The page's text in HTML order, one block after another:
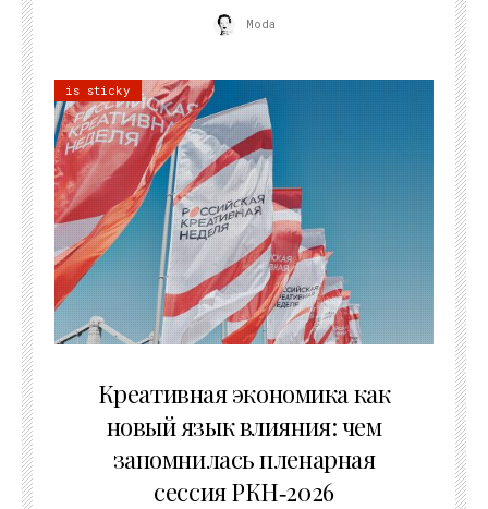
Moda
is sticky
Креативная экономика как
новый язык влияния: чем
запомнилась пленарная
сессия РКН‑2026